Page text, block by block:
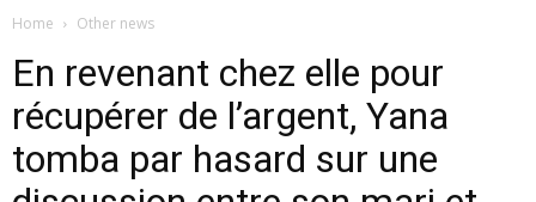
Home Other news
En revenant chez elle pour
récupérer de l’argent, Yana
tomba par hasard sur une